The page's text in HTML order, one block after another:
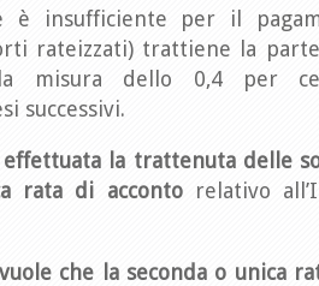
è insufficiente per il
rateizzati) trattiene la
misura dello 0,4 per
successivi.
la trattenuta delle
rata di accontorelativo
che la seconda o unica